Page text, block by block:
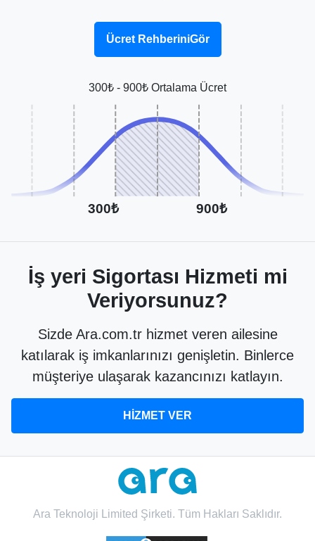
Ücret RehberiniGör
300₺ - 900₺ Ortalama Ücret
300₺ 900₺
İş yeri Sigortası Hizmeti mi
Veriyorsunuz?
Sizde Ara.com.tr hizmet veren ailesine
katılarak iş imkanlarınızı genişletin. Binlerce
müşteriye ulaşarak kazancınızı katlayın.
HİZMET VER
Ara Teknoloji Limited Şirketi. Tüm Hakları Saklıdır.